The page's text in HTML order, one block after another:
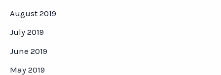
August 2019
July 2019
June 2019
May 2019